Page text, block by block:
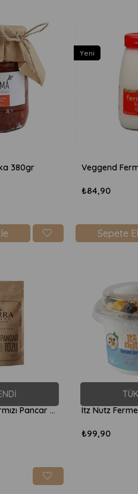
380gr
₺84,90
Sepete
Yeni
Terra Verde Kırmızı Pancar Tozu 100gr
₺99,90